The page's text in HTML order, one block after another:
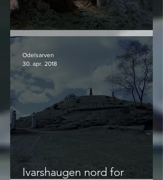
Norrøn Livskunst - utdrag #3
Ivarshaugen nord for
Odelsarven
30. apr. 2018